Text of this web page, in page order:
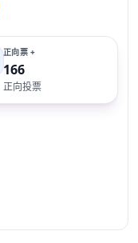
正向票 +
166
正向投票